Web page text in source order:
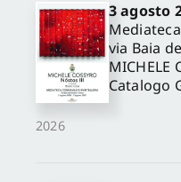
2026
3 agosto
via Baia
MICHELE
Catalogo